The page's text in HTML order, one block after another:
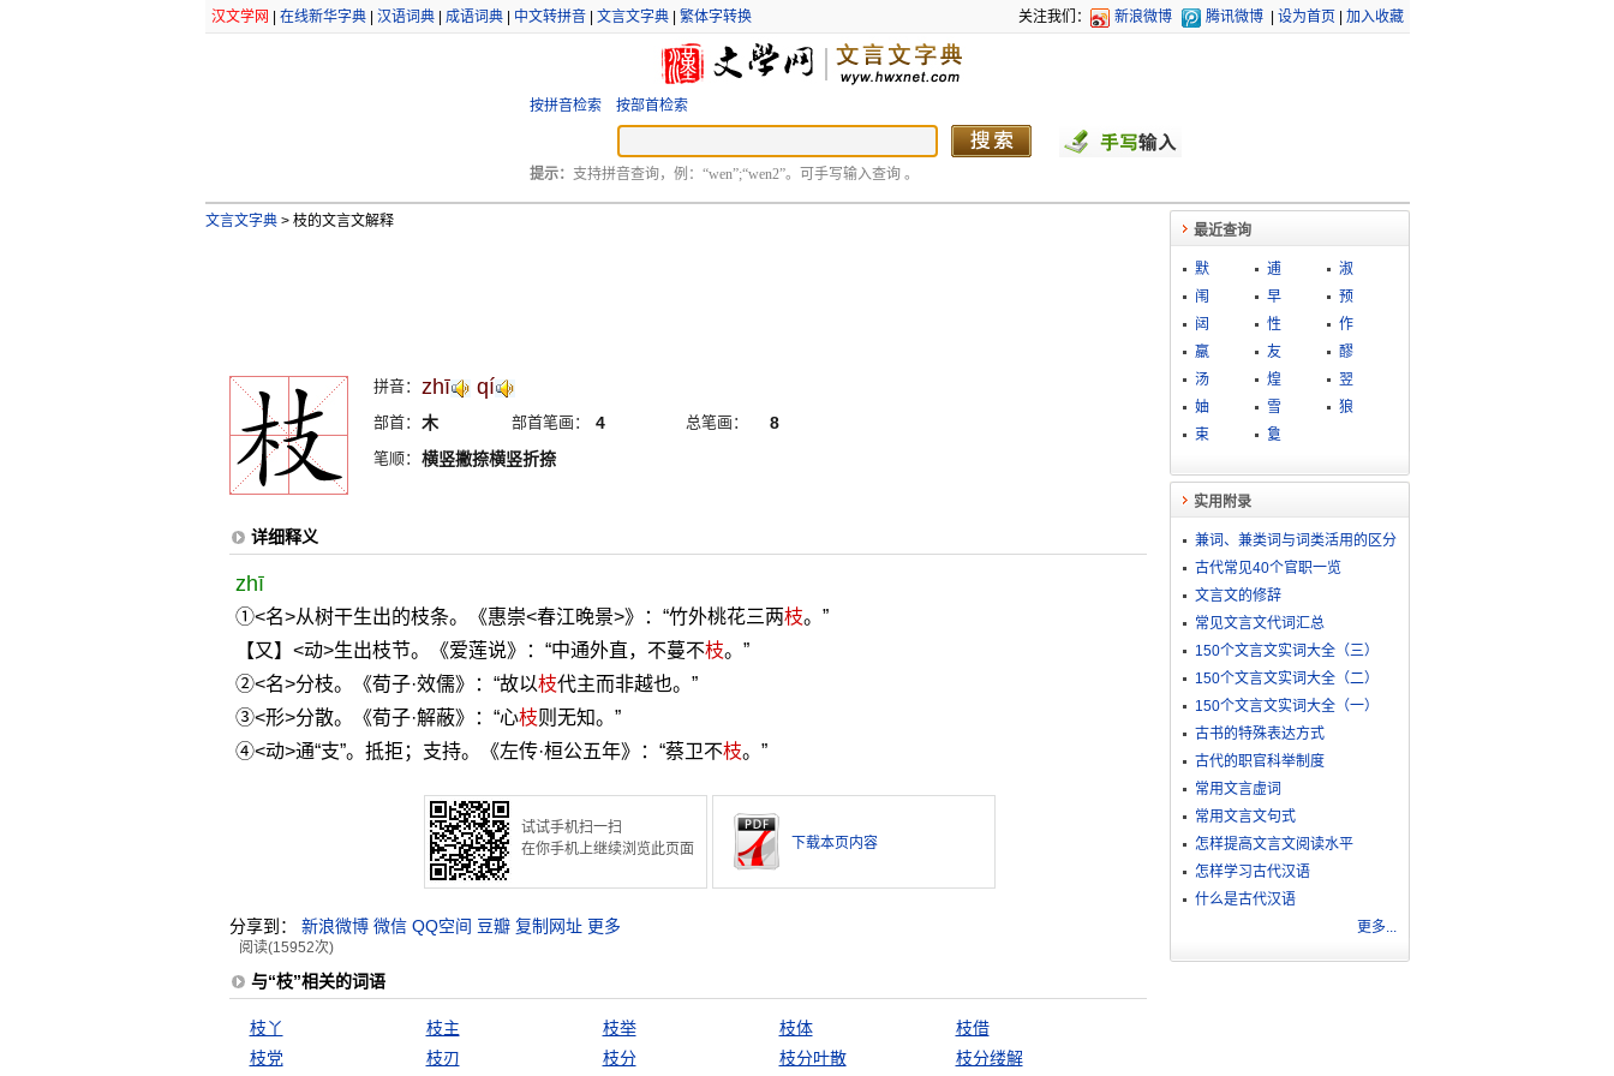
汉文学网 在线新华字典| 汉语词典| 成语词典| 中文转拼音| 文言文字典| 繁体字转换 关注我们： 新浪微博 腾讯微博 设为首页 加入收藏
按拼音检索 按部首检索
提示： 支持拼音查询，例：“wen”;“wen2”。可手写输入查询 。
文言文字典 >枝的文言文解释
拼音： zhī qí
部首： 木 部首笔画： 4 总笔画： 8
笔顺： 横竖撇捺横竖折捺
详细释义
zhī
①<名>从树干生出的枝条。《惠崇<春江晚景>》：“竹外桃花三两枝。”
【又】<动>生出枝节。《爱莲说》：“中通外直，不蔓不枝。”
②<名>分枝。《荀子·效儒》：“故以枝代主而非越也。”
③<形>分散。《荀子·解蔽》：“心枝则无知。”
④<动>通“支”。抵拒；支持。《左传·桓公五年》：“蔡卫不枝。”
试试手机扫一扫
在你手机上继续浏览此页面
下载本页内容
分享到： 新浪微博 微信 QQ空间 豆瓣 复制网址 更多
阅读(15952次)
与“枝”相关的词语
枝丫 枝主 枝举 枝体
枝借
枝党
枝刃 枝分 枝分叶散 枝分缕解
最近查询
默 逋
淑
闱
早
预
闼
性
作
羸
友
醪
汤
煌
翌
妯
雪
狼
束
敻
实用附录
兼词、兼类词与词类活用的区分
古代常见40个官职一览
文言文的修辞
常见文言文代词汇总
150个文言文实词大全（三）
150个文言文实词大全（二）
150个文言文实词大全（一）
古书的特殊表达方式
古代的职官科举制度
常用文言虚词
常用文言文句式
怎样提高文言文阅读水平
怎样学习古代汉语
什么是古代汉语
更多...